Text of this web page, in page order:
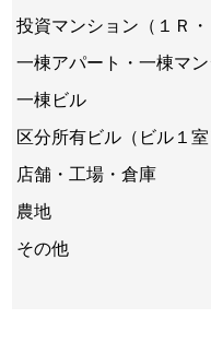
投資マンション（１Ｒ・
一棟アパート・一棟マ
一棟ビル
区分所有ビル（ビル１室
店舗・工場・倉庫
農地
その他